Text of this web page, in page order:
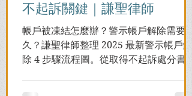
不起訴關鍵｜謙聖律師
帳戶被凍結怎麼辦？警示帳戶解除需要多
久？謙聖律師整理 2025 最新警示帳戶解
除 4 步驟流程圖。從取得不起訴處分書到